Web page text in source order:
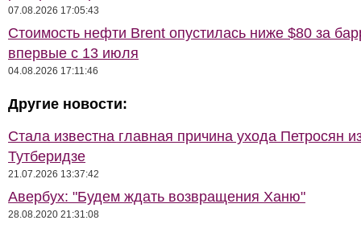
07.08.2026 17:05:43
Стоимость нефти Brent опустилась ниже $80 за
впервые с 13 июля
04.08.2026 17:11:46
Другие новости:
Стала известна главная причина ухода Петросян
Тутберидзе
21.07.2026 13:37:42
Авербух: "Будем ждать возвращения Ханю"
28.08.2020 21:31:08